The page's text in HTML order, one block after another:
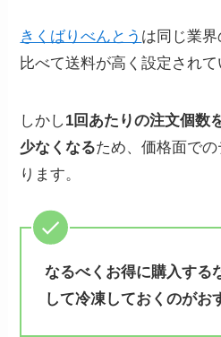
きくばりべんとう は同じ業
比べて送料が高く設定されて
しかし1回あたりの注文個数
少なくなるため、価格面で
ります。
なるべくお得に購入する
して冷凍しておくのがお